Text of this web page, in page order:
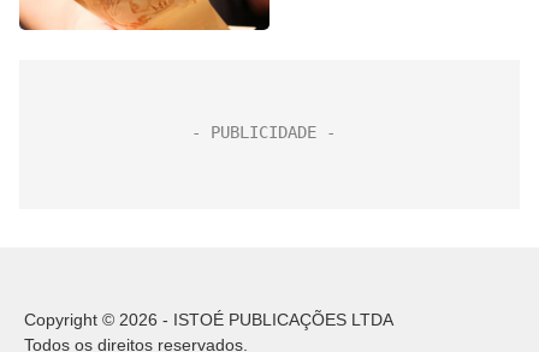
Copyright © 2026 - ISTOÉ PUBLICAÇÕES LTDA
Todos os direitos reservados.